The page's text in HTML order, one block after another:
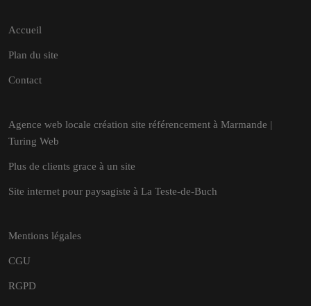
Accueil
Plan du site
Contact
Agence web locale création site référencement à Marmande |
Turing Web
Plus de clients grace à un site
Site internet pour paysagiste à La Teste-de-Buch
Mentions légales
CGU
RGPD